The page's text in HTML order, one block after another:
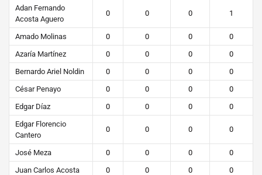
Adan Fernando
Acosta Aguero
0 0 0 1
Amado Molinas 0 0 0
0
Azaría Martínez
0 0 0
0
Bernardo Ariel Noldin
0 0 0
0
César Penayo
0 0 0
0
Edgar Díaz
0 0 0
0
Edgar Florencio
Cantero
0 0 0 0
José Meza 0 0 0
0
Juan Carlos Acosta
0 0 0
0